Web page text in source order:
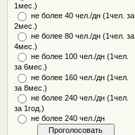
1мес.)
не более 40 чел./дн (1чел. за
2мес.)
не более 80 чел./дн (1чел. за
4мес.)
не более 100 чел./дн (1чел.
за 6мес.)
не более 160 чел./дн (1чел.
за 8мес.)
не более 240 чел./дн (1чел.
за 1год.)
не более 240 чел./дн